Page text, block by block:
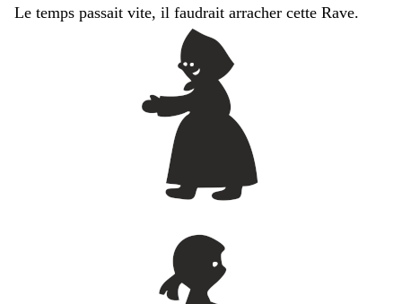
Le temps passait vite, il faudrait arracher cette Rave.